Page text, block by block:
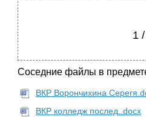
1
Соседние файлы в
ВКР Ворончихина
ВКР колледж послед..docx